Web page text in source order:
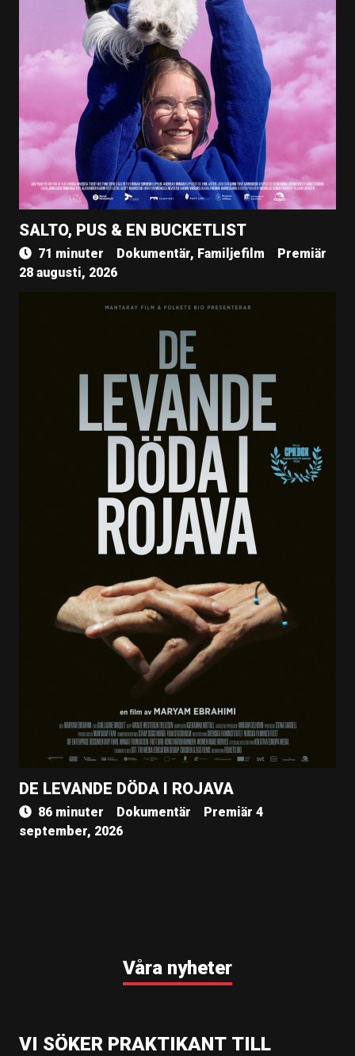
SALTO, PUS & EN BUCKETLIST
71 minuter Dokumentär, Familjefilm
Premiär
28 augusti, 2026
DE LEVANDE DÖDA I ROJAVA
86 minuter Dokumentär
Premiär 4
september, 2026
Våra nyheter
VI SÖKER PRAKTIKANT TILL